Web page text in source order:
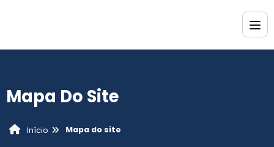
Mapa Do Site
Início Mapa do site